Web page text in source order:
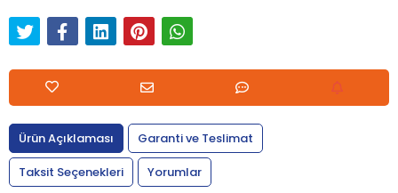
Ürün Açıklaması
Garanti ve Teslimat
Taksit Seçenekleri
Yorumlar